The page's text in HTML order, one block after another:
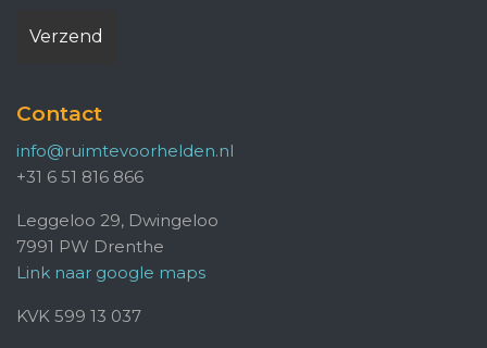
Contact
info@ruimtevoorhelden.nl
+31 6 51 816 866
Leggeloo 29, Dwingeloo
7991 PW Drenthe
Link naar google maps
KVK 599 13 037